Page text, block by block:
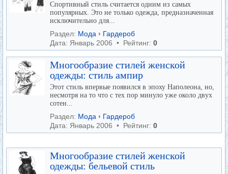
Спортивный стиль считается одним из самых
популярных. Это не только одежда, предназначенная
исключительно для...
Раздел: Мода › Гардероб
Дата: Январь 2006 • Рейтинг: 0
Многообразие стилей женской
одежды: стиль ампир
Этот стиль впервые появился в эпоху Наполеона, но,
несмотря на то что с тех пор минуло уже около двух
сотен...
Раздел: Мода › Гардероб
Дата: Январь 2006 • Рейтинг: 0
Многообразие стилей женской
одежды: бельевой стиль